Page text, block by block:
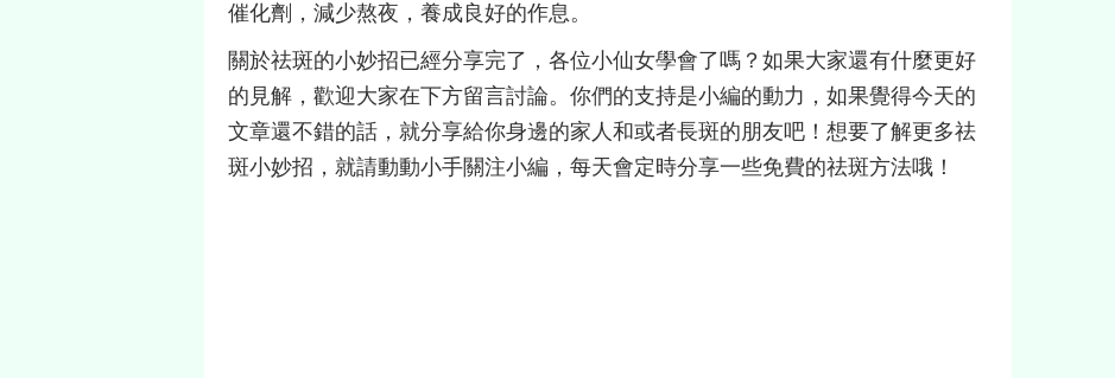
催化劑，減少熬夜，養成良好的作息。
關於祛斑的小妙招已經分享完了，各位小仙女學會了嗎？如果大家還有什麼更好
的見解，歡迎大家在下方留言討論。你們的支持是小編的動力，如果覺得今天的
文章還不錯的話，就分享給你身邊的家人和或者長斑的朋友吧！想要了解更多祛
斑小妙招，就請動動小手關注小編，每天會定時分享一些免費的祛斑方法哦！